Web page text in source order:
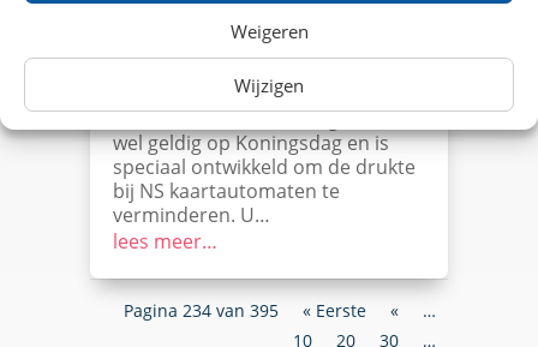
Weigeren
Wijzigen
Met korting reizen in de trein met
Koningsdag 2017? Maak dan
Dit reisproduct is in tegenstelling
tot de meeste NS kortingsacties
wel geldig op Koningsdag en is
speciaal ontwikkeld om de drukte
bij NS kaartautomaten te
verminderen. U…
lees meer…
Pagina 234 van 395 « Eerste «
…
10
20 30
…